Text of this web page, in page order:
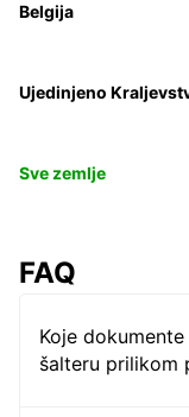
Belgija
Ujedinjeno
Sve zemlje
FAQ
Koje
šalteru prilikom